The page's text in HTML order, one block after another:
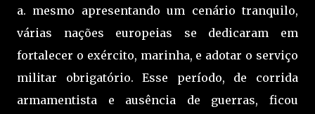
a. mesmo apresentando um cenário tranquilo,
várias nações europeias se dedicaram em
fortalecer o exército, marinha, e adotar o serviço
militar obrigatório. Esse período, de corrida
armamentista e ausência de guerras, ficou